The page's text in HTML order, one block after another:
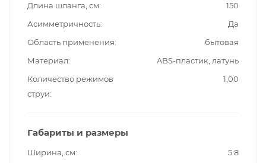
Длина шланга, см
150
Асимметричность
Да
Область применения
бытовая
Материал
ABS-пластик, латунь
Количество режимов
струи
1,00
Габариты и размеры
Ширина, см
5.8